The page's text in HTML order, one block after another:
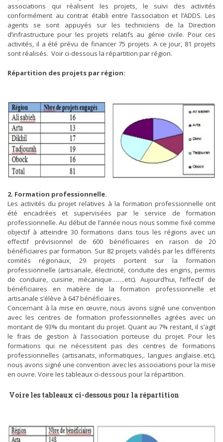
associations qui réalisent les projets, le suivi des activités
conformément au contrat établi entre l’association et l’ADDS. Les
agents se sont appuyés sur les techniciens de la Direction
d’infrastructure pour les projets relatifs au génie civile. Pour ces
activités, il a été prévu de financer 75 projets. A ce jour, 81 projets
sont réalisés. Voir ci-dessous la répartition par région.
Répartition des projets par région:
2. Formation professionnelle.
Les activités du projet relatives à la formation professionnelle ont
été encadrées et supervisées par le service de formation
professionnelle. Au début de l’année nous nous somme fixé comme
objectif à atteindre 30 formations dans tous les régions avec un
effectif prévisionnel de 600 bénéficiaires en raison de 20
bénéficiaires par formation. Sur 82 projets validés par les différents
comités régionaux, 29 projets portent sur la formation
professionnelle (artisanale, électricité, conduite des engins, permis
de conduire, cuisine, mécanique…….etc). Aujourd’hui, l’effectif de
bénéficiaires en matière de la formation professionnelle et
artisanale s’élève à 647 bénéficiaires.
Concernant à la mise en œuvre, nous avons signé une convention
avec les centres de formation professionnelles agrées avec un
montant de 93% du montant du projet. Quant au 7% restant, il s’agit
le frais de gestion à l’association porteuse du projet. Pour les
formations qui ne nécessitent pas des centres de formations
professionnelles (artisanats, informatiques,. langues anglaise..etc),
nous avons signé une convention avec les associations pour la mise
en ouvre. Voire les tableaux ci-dessous pour la répartition.
Voire les tableaux ci-dessous pour la répartition